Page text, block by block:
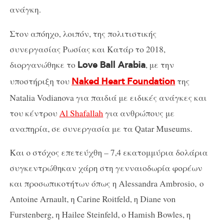
ανάγκη.
Στον απόηχο, λοιπόν, της πολιτιστικής
συνεργασίας Ρωσίας και Κατάρ το 2018,
διοργανώθηκε το Love Ball Arabia, με την
υποστήριξη του Naked Heart Foundationτης
Natalia Vodianova για παιδιά με ειδικές ανάγκες και
του κέντρου Al Shafallah για ανθρώπους με
αναπηρία, σε συνεργασία με τα Qatar Museums.
Και ο στόχος επετεύχθη – 7,4 εκατομμύρια δολάρια
συγκεντρώθηκαν χάρη στη γενναιοδωρία φορέων
και προσωπικοτήτων όπως η Alessandra Ambrosio, ο
Antoine Arnault, η Carine Roitfeld, η Diane von
Furstenberg, η Hailee Steinfeld, ο Hamish Bowles, η